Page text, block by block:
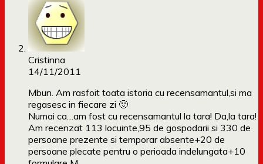
Cristinna
14/11/2011
Mbun. Am rasfoit toata istoria cu recensamantul,si ma
regasesc in fiecare zi 🙂
Numai ca…am fost cu recensamantul la tara! Da,la tara!
Am recenzat 113 locuinte,95 de gospodarii si 330 de
persoane prezente si temporar absente+20 de
persoane plecate pentru o perioada indelungata+10